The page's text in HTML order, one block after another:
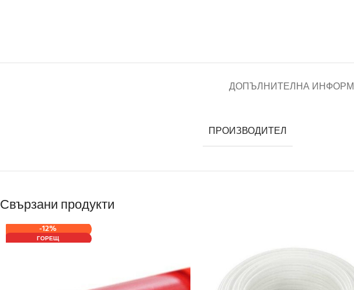
ДОПЪЛНИТЕЛНА
ПРОИЗВОДИТЕЛ
Свързани продукти
-12%
ГОРЕЩ